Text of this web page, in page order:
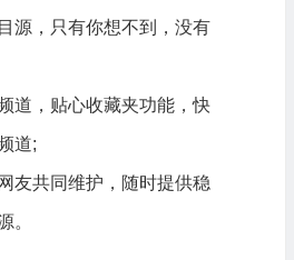
源，只有你想不到，没有
道，贴心收藏夹功能，快
道;
友共同维护，随时提供稳
。